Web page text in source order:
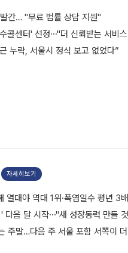
간… "무료 법률 상담 지원"
콜센터' 선정⋯"더 신뢰받는 서비
누락, 서울시 정식 보고 없었다”
자세히보기
대야 역대 1위·폭염일수 평년 3
다음 달 시작⋯"새 성장동력 만들
주말…다음 주 서울 포함 서쪽이